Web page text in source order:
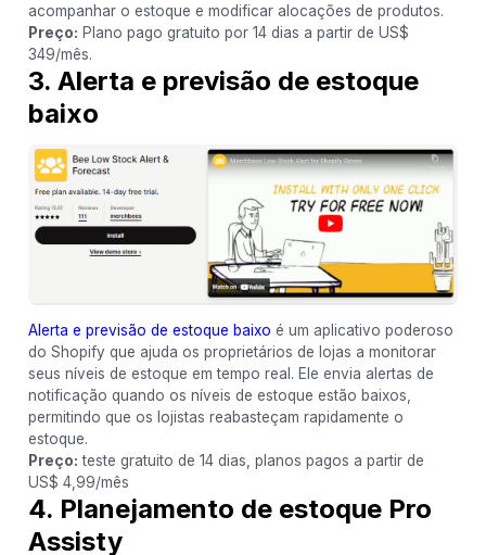
acompanhar o estoque e modificar alocações de produtos.
Preço: Plano pago gratuito por 14 dias a partir de US$
349/mês.
3. Alerta e previsão de estoque
baixo
Alerta e previsão de estoque baixo é um aplicativo poderoso
do Shopify que ajuda os proprietários de lojas a monitorar
seus níveis de estoque em tempo real. Ele envia alertas de
notificação quando os níveis de estoque estão baixos,
permitindo que os lojistas reabasteçam rapidamente o
estoque.
Preço: teste gratuito de 14 dias, planos pagos a partir de
US$ 4,99/mês
4. Planejamento de estoque Pro
Assisty